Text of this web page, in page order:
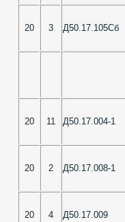
20 3 Д50.17.105Сб
20 11 Д50.17.004-1
20 2 Д50.17.008-1
20 4 Д50.17.009